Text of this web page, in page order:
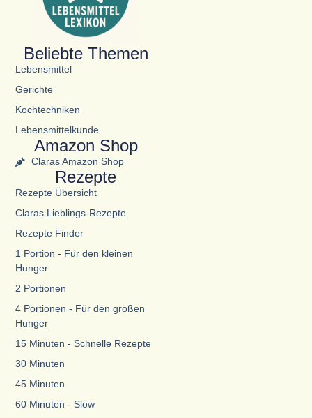
Beliebte Themen
Lebensmittel
Gerichte
Kochtechniken
Lebensmittelkunde
Amazon Shop
Claras Amazon Shop
Rezepte
Rezepte Übersicht
Claras Lieblings-Rezepte
Rezepte Finder
1 Portion - Für den kleinen
Hunger
2 Portionen
4 Portionen - Für den großen
Hunger
15 Minuten - Schnelle Rezepte
30 Minuten
45 Minuten
60 Minuten - Slow